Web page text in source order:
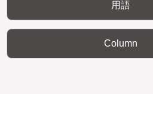
用語
Column